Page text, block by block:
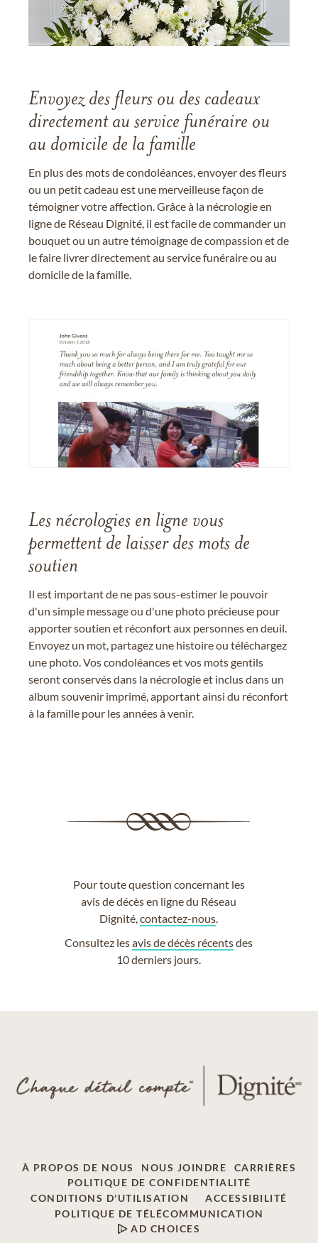
Envoyez des fleurs ou des cadeaux
directement au service funéraire ou
au domicile de la famille
En plus des mots de condoléances, envoyer des fleurs
ou un petit cadeau est une merveilleuse façon de
témoigner votre affection. Grâce à la nécrologie en
ligne de Réseau Dignité, il est facile de commander un
bouquet ou un autre témoignage de compassion et de
le faire livrer directement au service funéraire ou au
domicile de la famille.
Les nécrologies en ligne vous
permettent de laisser des mots de
soutien
Il est important de ne pas sous-estimer le pouvoir
d'un simple message ou d'une photo précieuse pour
apporter soutien et réconfort aux personnes en deuil.
Envoyez un mot, partagez une histoire ou téléchargez
une photo. Vos condoléances et vos mots gentils
seront conservés dans la nécrologie et inclus dans un
album souvenir imprimé, apportant ainsi du réconfort
à la famille pour les années à venir.
Pour toute question concernant les
avis de décès en ligne du Réseau
Dignité,contactez-nous
Consultez lesavis de décès récentsdes
10 derniers jours.
À PROPOS DE NOUS NOUS JOINDRE
CARRIÈRES
POLITIQUE DE CONFIDENTIALITÉ
CONDITIONS D'UTILISATION
ACCESSIBILITÉ
POLITIQUE DE TÉLÉCOMMUNICATION
AD CHOICES